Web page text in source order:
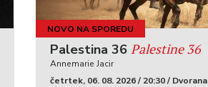
NOVO NA SPOREDU
Palestina 36 Palestine 36
Annemarie Jacir
četrtek, 06. 08. 2026 / 20:30 / Dvorana